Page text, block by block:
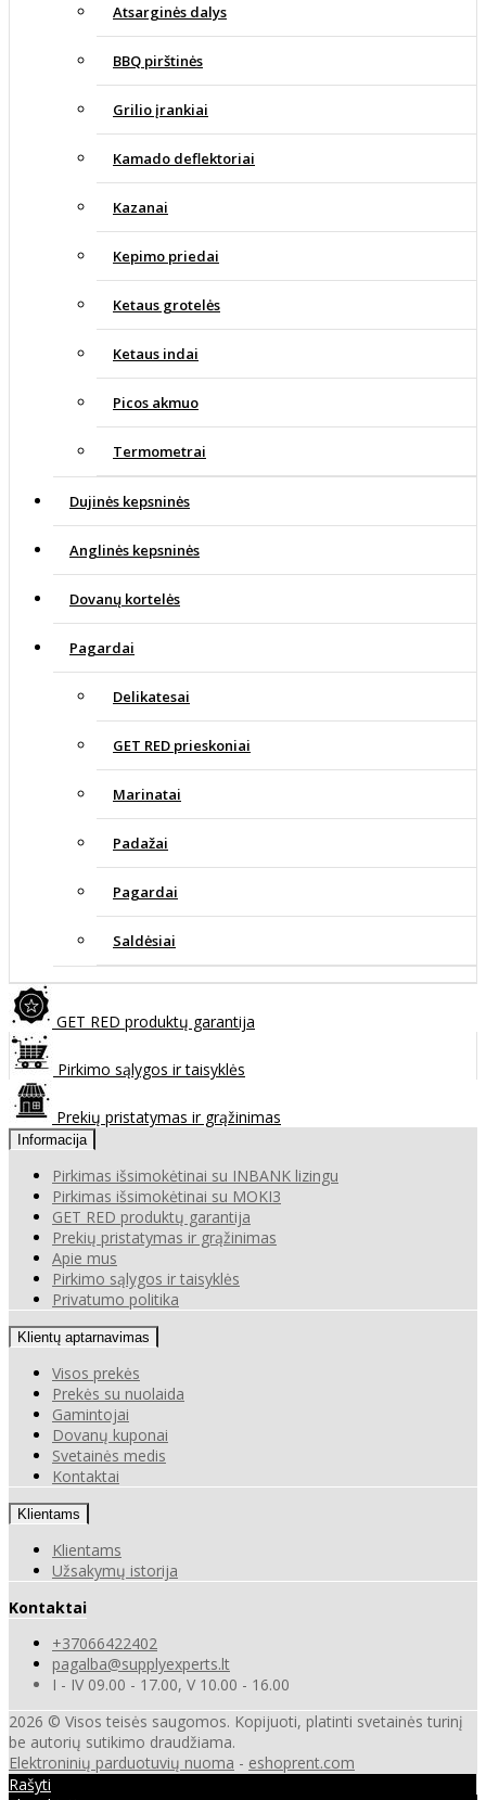
Atsarginės dalys
BBQ pirštinės
Grilio įrankiai
Kamado deflektoriai
Kazanai
Kepimo priedai
Ketaus grotelės
Ketaus indai
Picos akmuo
Termometrai
Dujinės kepsninės
Anglinės kepsninės
Dovanų kortelės
Pagardai
Delikatesai
GET RED prieskoniai
Marinatai
Padažai
Pagardai
Saldėsiai
GET RED produktų garantija
Pirkimo sąlygos ir taisyklės
Prekių pristatymas ir grąžinimas
Informacija
Pirkimas išsimokėtinai su INBANK lizingu
Pirkimas išsimokėtinai su MOKI3
GET RED produktų garantija
Prekių pristatymas ir grąžinimas
Apie mus
Pirkimo sąlygos ir taisyklės
Privatumo politika
Klientų aptarnavimas
Visos prekės
Prekės su nuolaida
Gamintojai
Dovanų kuponai
Svetainės medis
Kontaktai
Klientams
Klientams
Užsakymų istorija
Kontaktai
+37066422402
pagalba@supplyexperts.lt
I - IV 09.00 - 17.00, V 10.00 - 16.00
2026 © Visos teisės saugomos. Kopijuoti, platinti svetainės turinį
be autorių sutikimo draudžiama.
Elektroninių parduotuvių nuoma - eshoprent.com
Rašyti